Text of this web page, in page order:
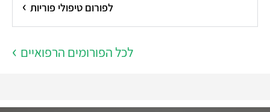
לפורום טיפולי פוריות
לכל הפורומים הרפואיים